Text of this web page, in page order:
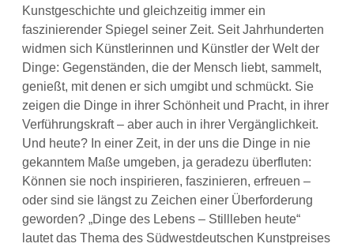
Kunstgeschichte und gleichzeitig immer ein
faszinierender Spiegel seiner Zeit. Seit Jahrhunderten
widmen sich Künstlerinnen und Künstler der Welt der
Dinge: Gegenständen, die der Mensch liebt, sammelt,
genießt, mit denen er sich umgibt und schmückt. Sie
zeigen die Dinge in ihrer Schönheit und Pracht, in ihrer
Verführungskraft – aber auch in ihrer Vergänglichkeit.
Und heute? In einer Zeit, in der uns die Dinge in nie
gekanntem Maße umgeben, ja geradezu überfluten:
Können sie noch inspirieren, faszinieren, erfreuen –
oder sind sie längst zu Zeichen einer Überforderung
geworden? „Dinge des Lebens – Stillleben heute“
lautet das Thema des Südwestdeutschen Kunstpreises